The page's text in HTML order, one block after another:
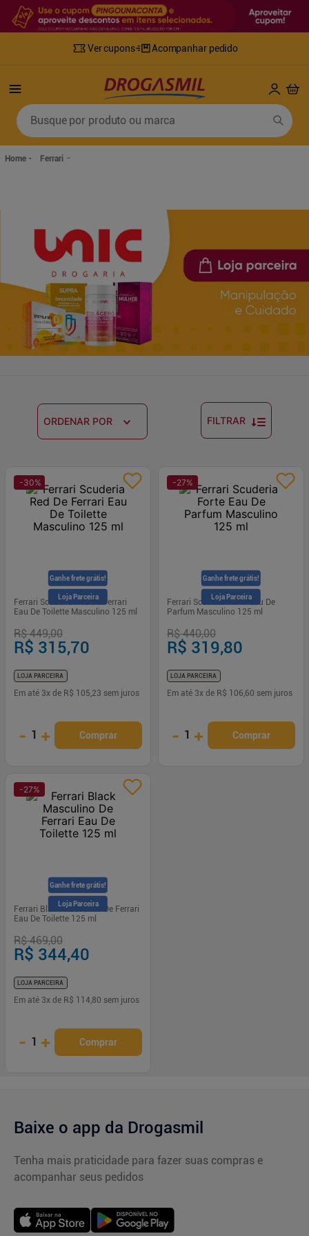
Ver cupons Acompanhar pedido
Busque por produto ou marca
Ferrari
ORDENAR POR FILTRAR
Ganhe frete grátis!
Loja Parceira
-30%
Ferrari Scuderia Red De Ferrari
Eau De Toilette Masculino 125 ml
R$ 449,00
R$ 315,70
LOJA PARCEIRA
Em até 3x de R$ 105,23 sem juros
- 1 + Comprar
Ganhe frete grátis!
Loja Parceira
-27%
Ferrari Scuderia Forte Eau De
Parfum Masculino 125 ml
R$ 440,00
R$ 319,80
LOJA PARCEIRA
Em até 3x de R$ 106,60 sem juros
- 1 + Comprar
Ganhe frete grátis!
Loja Parceira
-27%
Ferrari Black Masculino De Ferrari
Eau De Toilette 125 ml
R$ 469,00
R$ 344,40
LOJA PARCEIRA
Em até 3x de R$ 114,80 sem juros
- 1 + Comprar
Baixe o app da Drogasmil
Tenha mais praticidade para fazer suas compras e
acompanhar seus pedidos
Termos mais buscados
lenco umedecido
5º fralda geriatrica